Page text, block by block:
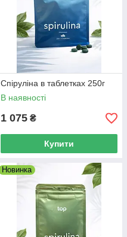
Спіруліна в таблетках 250г
В наявності
1 075 ₴
Купити
Новинка